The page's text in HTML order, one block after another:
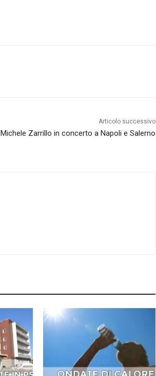
Articolo successivo
Michele Zarrillo in concerto a Napoli e Salerno